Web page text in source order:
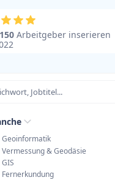
150 Arbeitgeber inserieren
Geoinformatik
Vermessung & Geodäsie
GIS
Fernerkundung